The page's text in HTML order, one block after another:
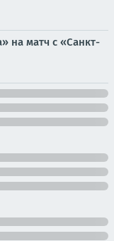
на матч с «Санкт-